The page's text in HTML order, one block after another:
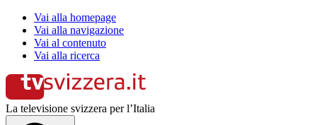
Vai alla homepage
Vai alla navigazione
Vai al contenuto
Vai alla ricerca
La televisione svizzera per l’Italia